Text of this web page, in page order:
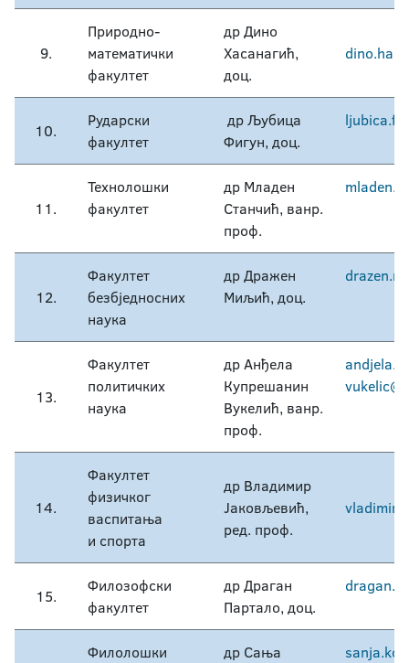
9.
Природно-
математички
факултет
др Дино
Хасанагић,
доц.
10.
Рударски
факултет
др Љубица
Фигун, доц.
11.
Технолошки
факултет
др Младен
Станчић, ванр.
проф.
12.
Факултет
безбједносних
наука
др Дражен
Миљић, доц.
13.
Факултет
политичких
наука
др Анђела
Купрешанин
Вукелић, ванр.
проф.
14.
Факултет
физичког
васпитања
и спорта
др Владимир
Јаковљевић,
ред. проф.
15.
Филозофски
факултет
др Драган
Партало, доц.
Филолошки
др Сања